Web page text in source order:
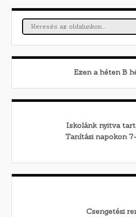
Ezen a héten B
Iskolánk nyitva
Tanítási napokon
Csengetési